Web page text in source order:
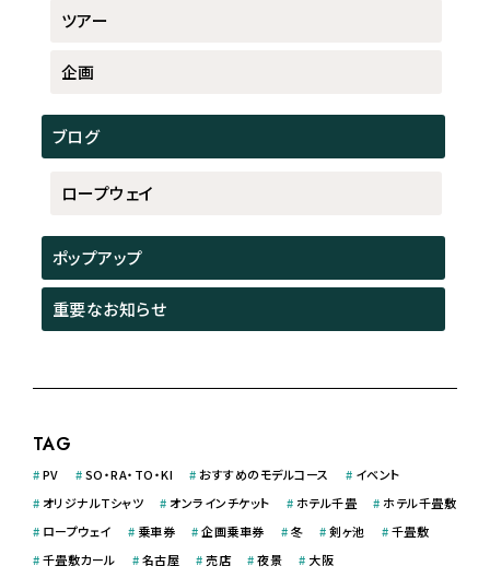
ツアー
企画
ブログ
ロープウェイ
ポップアップ
重要なお知らせ
TAG
#PV #SO・RA・TO・KI #おすすめのモデルコース # イベント
# オリジナルＴシャツ # オンラインチケット # ホテル千畳 # ホテル千畳敷
# ロープウェイ # 乗車券 #企画乗車券 #冬 #剣ヶ池 #千畳敷
#千畳敷カール #名古屋 #売店 #夜景 # 大阪